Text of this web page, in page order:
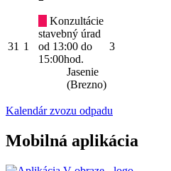
31 1
Konzultácie
stavebný úrad
od 13:00 do
15:00hod.
Jasenie
(Brezno)
3
Kalendár zvozu odpadu
Mobilná aplikácia